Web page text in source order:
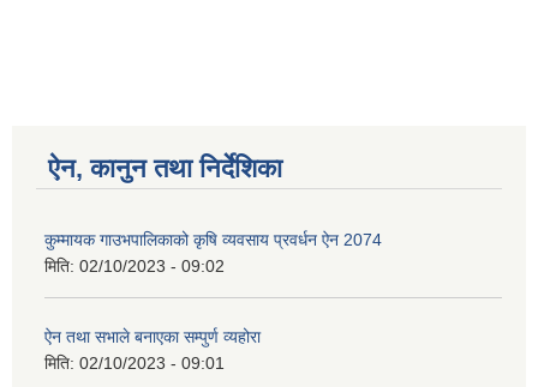
ऐन, कानुन तथा निर्देशिका
कुम्मायक गाउभपालिकाको कृषि व्यवसाय प्रवर्धन ऐन 2074
मिति: 02/10/2023 - 09:02
ऐन तथा सभाले बनाएका सम्पुर्ण व्यहोरा
मिति: 02/10/2023 - 09:01